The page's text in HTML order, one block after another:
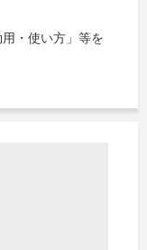
・使い方」等を